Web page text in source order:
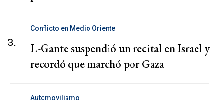
3.
Conflicto en Medio Oriente
L-Gante suspendió un recital en Israel y
recordó que marchó por Gaza
Automovilismo